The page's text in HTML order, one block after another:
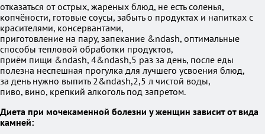
отказаться от острых, жареных блюд, не есть соленья,
копчёности, готовые соусы, забыть о продуктах и напитках с
красителями, консервантами,
приготовление на пару, запекание &ndash, оптимальные
способы тепловой обработки продуктов,
приём пищи &ndash, 4&ndash,5 раз за день, после еды
полезна неспешная прогулка для лучшего усвоения блюд,
за день нужно выпить 2&ndash,2,5 л чистой воды,
пиво, вино, крепкий алкоголь под запретом.
Диета при мочекаменной болезни у женщин зависит от вида
камней: